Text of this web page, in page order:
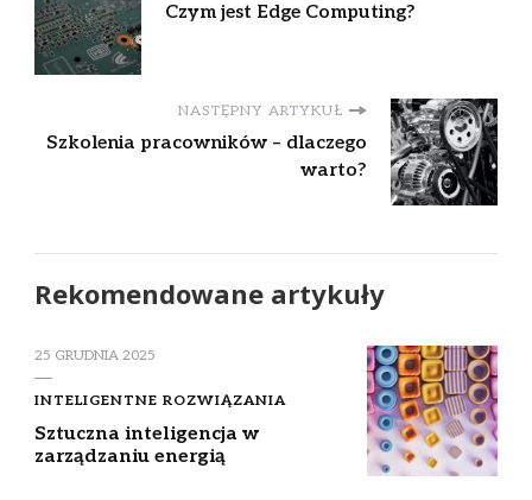
Czym jest Edge Computing?
NASTĘPNY ARTYKUŁ
Szkolenia pracowników – dlaczego
warto?
Rekomendowane artykuły
25 GRUDNIA 2025
INTELIGENTNE ROZWIĄZANIA
Sztuczna inteligencja w
zarządzaniu energią